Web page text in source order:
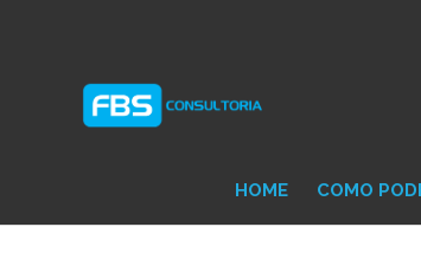
Protheus
TOTVS
HOME COMO